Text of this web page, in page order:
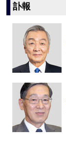
訃報